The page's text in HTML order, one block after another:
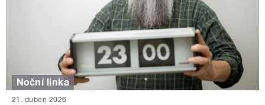
Noční linka
21. duben 2026